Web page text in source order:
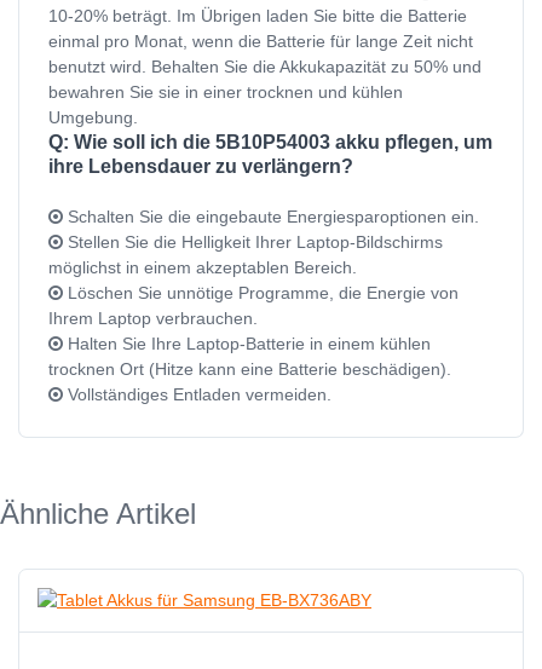
10-20% beträgt. Im Übrigen laden Sie bitte die Batterie
einmal pro Monat, wenn die Batterie für lange Zeit nicht
benutzt wird. Behalten Sie die Akkukapazität zu 50% und
bewahren Sie sie in einer trocknen und kühlen
Umgebung.
Q: Wie soll ich die 5B10P54003 akku pflegen, um
ihre Lebensdauer zu verlängern?
Schalten Sie die eingebaute Energiesparoptionen ein.
Stellen Sie die Helligkeit Ihrer Laptop-Bildschirms
möglichst in einem akzeptablen Bereich.
Löschen Sie unnötige Programme, die Energie von
Ihrem Laptop verbrauchen.
Halten Sie Ihre Laptop-Batterie in einem kühlen
trocknen Ort (Hitze kann eine Batterie beschädigen).
Vollständiges Entladen vermeiden.
Ähnliche Artikel